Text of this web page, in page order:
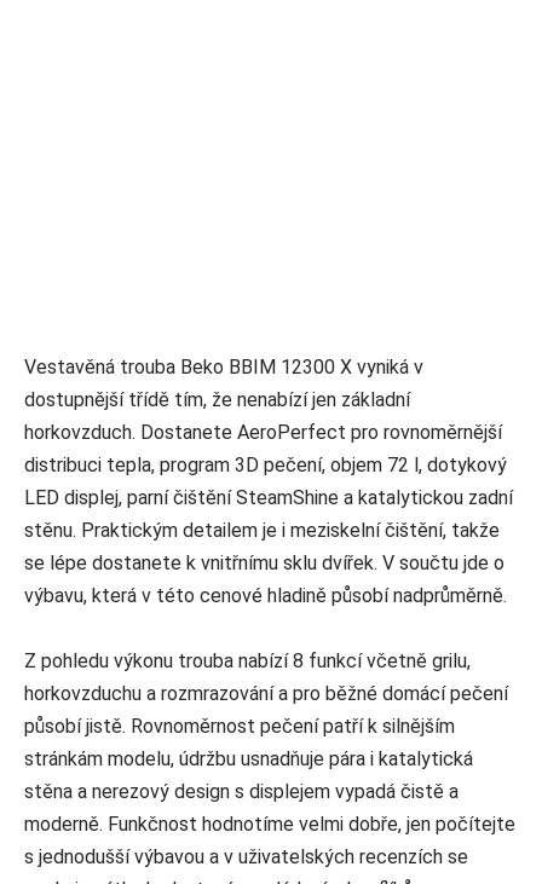
Vestavěná trouba Beko BBIM 12300 X vyniká v
dostupnější třídě tím, že nenabízí jen základní
horkovzduch. Dostanete AeroPerfect pro rovnoměrnější
distribuci tepla, program 3D pečení, objem 72 l, dotykový
LED displej, parní čištění SteamShine a katalytickou zadní
stěnu. Praktickým detailem je i meziskelní čištění, takže
se lépe dostanete k vnitřnímu sklu dvířek. V součtu jde o
výbavu, která v této cenové hladině působí nadprůměrně.
Z pohledu výkonu trouba nabízí 8 funkcí včetně grilu,
horkovzduchu a rozmrazování a pro běžné domácí pečení
působí jistě. Rovnoměrnost pečení patří k silnějším
stránkám modelu, údržbu usnadňuje pára i katalytická
stěna a nerezový design s displejem vypadá čistě a
moderně. Funkčnost hodnotíme velmi dobře, jen počítejte
s jednodušší výbavou a v uživatelských recenzích se